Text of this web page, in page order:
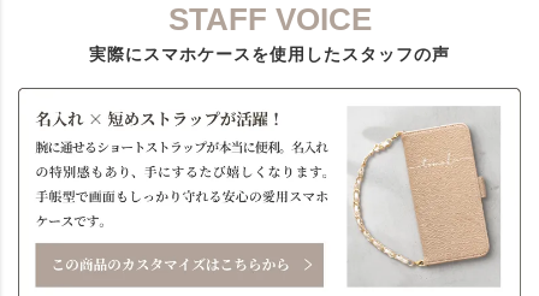
STAFF VOICE
実際にスマホケースを使用したスタッフの声